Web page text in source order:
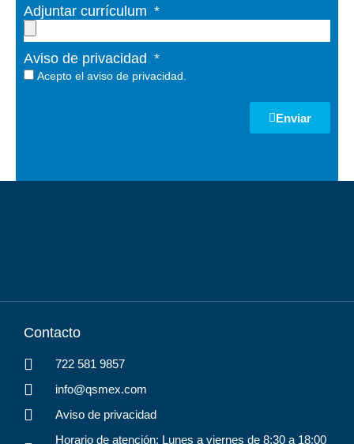
Adjuntar currículum
Aviso de privacidad
Acepto el aviso de privacidad.
Enviar
Contacto
722 581 9857
info@qsmex.com
Aviso de privacidad
Horario de atención: Lunes a viernes de 8:30 a 18:00